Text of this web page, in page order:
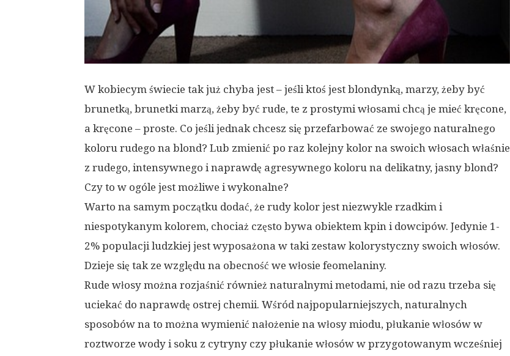
W kobiecym świecie tak już chyba jest – jeśli ktoś jest blondynką, marzy, żeby być
brunetką, brunetki marzą, żeby być rude, te z prostymi włosami chcą je mieć kręcone,
a kręcone – proste. Co jeśli jednak chcesz się przefarbować ze swojego naturalnego
koloru rudego na blond? Lub zmienić po raz kolejny kolor na swoich włosach właśnie
z rudego, intensywnego i naprawdę agresywnego koloru na delikatny, jasny blond?
Czy to w ogóle jest możliwe i wykonalne?
Warto na samym początku dodać, że rudy kolor jest niezwykle rzadkim i
niespotykanym kolorem, chociaż często bywa obiektem kpin i dowcipów. Jedynie 1-
2% populacji ludzkiej jest wyposażona w taki zestaw kolorystyczny swoich włosów.
Dzieje się tak ze względu na obecność we włosie feomelaniny.
Rude włosy można rozjaśnić również naturalnymi metodami, nie od razu trzeba się
uciekać do naprawdę ostrej chemii. Wśród najpopularniejszych, naturalnych
sposobów na to można wymienić nałożenie na włosy miodu, płukanie włosów w
roztworze wody i soku z cytryny czy płukanie włosów w przygotowanym wcześniej